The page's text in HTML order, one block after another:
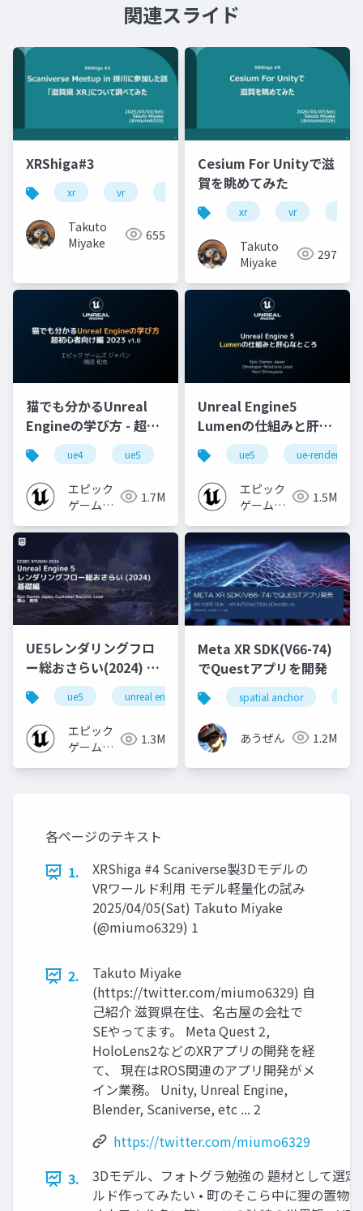
関連スライド
XRShiga#3
xr vr scaniverse
Takuto
Miyake
655
Cesium For Unityで滋
賀を眺めてみた
xr vr
Takuto
Miyake
297
猫でも分かるUnreal
Engineの学び方 - 超初
心者向け編 - 2023 v1.0
ue4 ue5 ue-beginner
エピック
ゲームズ
1.7M
Unreal Engine5
Lumenの仕組みと肝心
なところ
ue5 ue-rendering
エピック
ゲームズ
1.5M
UE5レンダリングフロ
ー総おさらい(2024) 基
礎編！
[CEDEC+KYUSHU
2024]
ue5 unreal engine ue-rendering
エピック
ゲームズ
1.3M
Meta XR SDK(V66-74)
でQuestアプリを開発
spatial anchor
あうぜん 1.2M
各ページのテキスト
1.
XRShiga #4 Scaniverse製3Dモデルの
VRワールド利用 モデル軽量化の試み
2025/04/05(Sat) Takuto Miyake
(@miumo6329) 1
2.
Takuto Miyake
(https://twitter.com/miumo6329) 自
己紹介 滋賀県在住、名古屋の会社で
SEやってます。 Meta Quest 2,
HoloLens2などのXRアプリの開発を経
て、 現在はROS関連のアプリ開発がメ
イン業務。 Unity, Unreal Engine,
Blender, Scaniverse, etc ... 2
https://twitter.com/miumo6329
3.
3Dモデル、フォトグラ勉強の 題材として選定
ルド作ってみたい • 町のそこら中に狸の置物